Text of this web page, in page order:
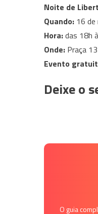
Noite de
Quando: 16 de
Hora:das 18h
Onde: Praça
Evento
Deixe o
O guia